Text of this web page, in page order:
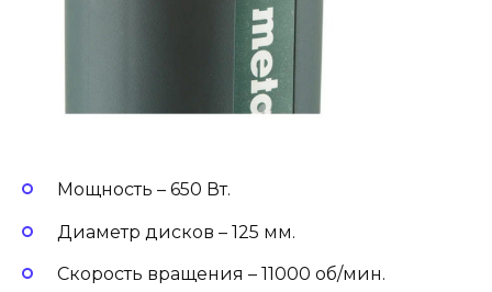
Мощность – 650 Вт.
Диаметр дисков – 125 мм.
Скорость вращения – 11000 об/мин.